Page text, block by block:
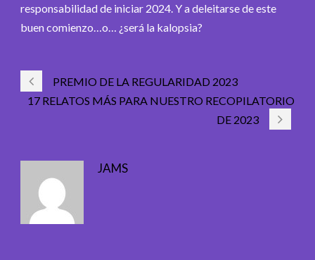
responsabilidad de iniciar 2024. Y a deleitarse de este
buen comienzo…o… ¿será la kalopsia?
PREMIO DE LA REGULARIDAD 2023
17 RELATOS MÁS PARA NUESTRO RECOPILATORIO
DE 2023
JAMS